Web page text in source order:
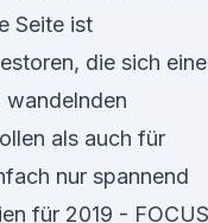
Seite ist
die sich
wandelnden
als auch für
nur spannend
für 2019 - FOCUS